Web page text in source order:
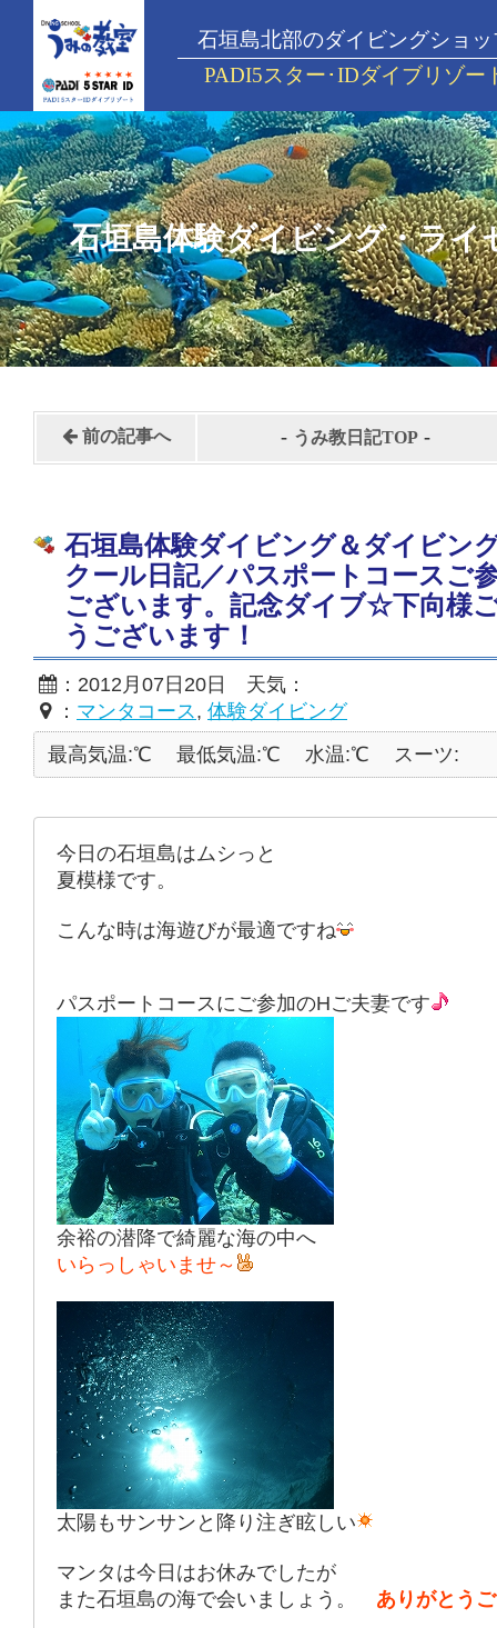
石垣島北部のダイビングショッ
PADI5スター･IDダイブリゾー
石垣島体験ダイビング・ライ
前の記事へ - うみ教日記TOP -
石垣島体験ダイビング＆ダイビン
クール日記／パスポートコースご
ございます。記念ダイブ☆下向様
うございます！
：2012月07日20日 天気：
： マンタコース, 体験ダイビング
最高気温:℃
最低気温:℃ 水温:℃ スーツ:
今日の石垣島はムシっと
夏模様です。
こんな時は海遊びが最適ですね
パスポートコースにご参加のHご夫妻です
余裕の潜降で綺麗な海の中へ
いらっしゃいませ～
太陽もサンサンと降り注ぎ眩しい
マンタは今日はお休みでしたが
また石垣島の海で会いましょう。 ありがとう